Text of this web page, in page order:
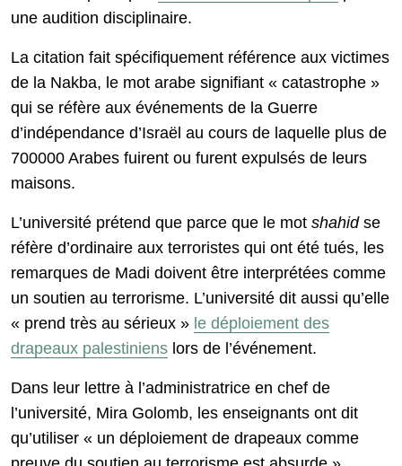
une audition disciplinaire.
La citation fait spécifiquement référence aux victimes
de la Nakba, le mot arabe signifiant « catastrophe »
qui se réfère aux événements de la Guerre
d’indépendance d’Israël au cours de laquelle plus de
700000 Arabes fuirent ou furent expulsés de leurs
maisons.
L’université prétend que parce que le mot shahidse
réfère d’ordinaire aux terroristes qui ont été tués, les
remarques de Madi doivent être interprétées comme
un soutien au terrorisme. L’université dit aussi qu’elle
« prend très au sérieux » le déploiement des
drapeaux palestiniens lors de l’événement.
Dans leur lettre à l’administratrice en chef de
l’université, Mira Golomb, les enseignants ont dit
qu’utiliser « un déploiement de drapeaux comme